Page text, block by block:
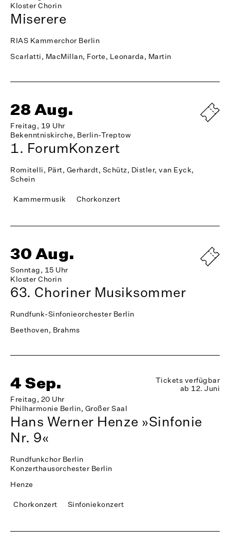
Kloster Chorin
Miserere
RIAS Kammerchor Berlin
Scarlatti, MacMillan, Forte, Leonarda, Martin
28 Aug.
Freitag, 19 Uhr
Bekenntniskirche, Berlin-Treptow
1. ForumKonzert
Romitelli, Pärt, Gerhardt, Schütz, Distler, van Eyck,
Schein
Kammermusik Chorkonzert
30 Aug.
Sonntag, 15 Uhr
Kloster Chorin
63. Choriner Musiksommer
Rundfunk-Sinfonieorchester Berlin
Beethoven, Brahms
4 Sep.
Freitag, 20 Uhr
Philharmonie Berlin, Großer Saal
Tickets verfügbar
ab 12. Juni
Hans Werner Henze »Sinfonie
Nr. 9«
Rundfunkchor Berlin
Konzerthausorchester Berlin
Henze
Chorkonzert Sinfoniekonzert